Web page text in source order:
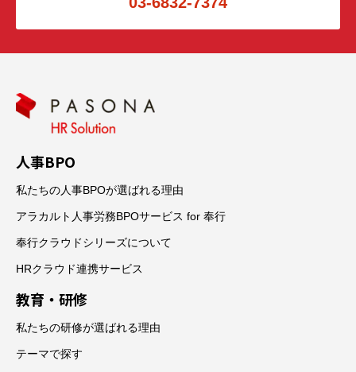
人事BPO
私たちの人事BPOが選ばれる理由
アラカルト人事労務BPOサービス for 奉行
奉行クラウドシリーズについて
HRクラウド連携サービス
教育・研修
私たちの研修が選ばれる理由
テーマで探す